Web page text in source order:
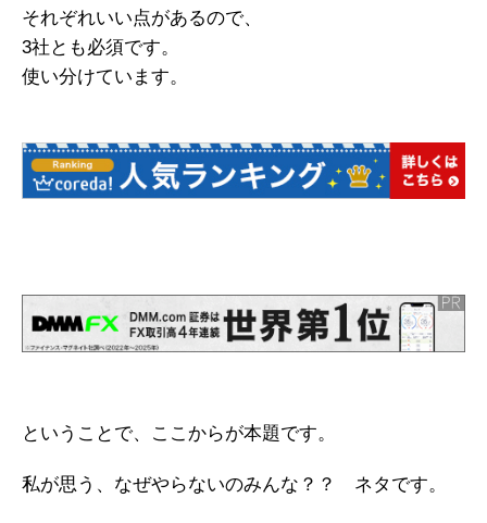
それぞれいい点があるので、
3社とも必須です。
使い分けています。
ということで、ここからが本題です。
私が思う、なぜやらないのみんな？？ ネタです。